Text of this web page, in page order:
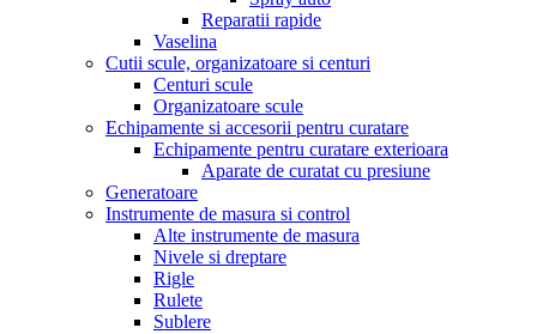
Reparatii rapide
Vaselina
Cutii scule, organizatoare si centuri
Centuri scule
Organizatoare scule
Echipamente si accesorii pentru curatare
Echipamente pentru curatare exterioara
Aparate de curatat cu presiune
Generatoare
Instrumente de masura si control
Alte instrumente de masura
Nivele si dreptare
Rigle
Rulete
Sublere